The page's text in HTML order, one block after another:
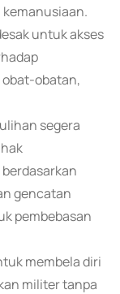
untuk akses
obat-obatan,
segera
gencatan
pembebasan
membela diri
militer tanpa